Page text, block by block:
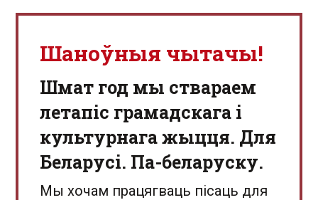
Шаноўныя чытачы!
Шмат год мы ствараем
летапіс грамадскага і
культурнага жыцця. Для
Беларусі. Па-беларуску.
Мы хочам працягваць пісаць для